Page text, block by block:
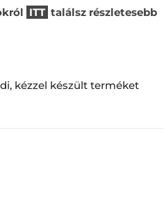
ITT találsz részletesebb
kézzel készült terméket